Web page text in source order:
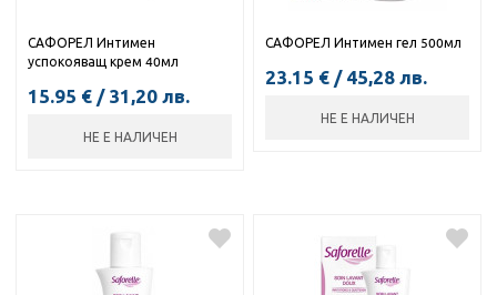
САФОРЕЛ Интимен
успокояващ крем 40мл
15.95 € / 31,20 лв.
НЕ Е НАЛИЧЕН
САФОРЕЛ Интимен гел 500мл
23.15 € / 45,28 лв.
НЕ Е НАЛИЧЕН